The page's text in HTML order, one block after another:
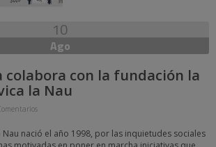
10
Ago
colabora con la fundación la
la Nau
Nau nació el año 1998, por las inquietudes sociales